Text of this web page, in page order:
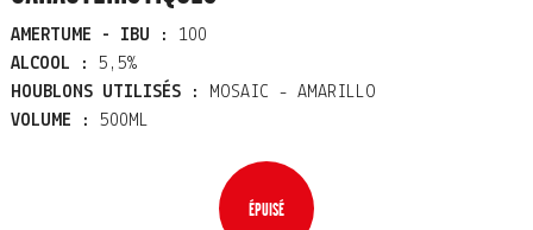
AMERTUME - IBU :
100
ALCOOL :
5,5%
HOUBLONS UTILISÉS :
MOSAIC - AMARILLO
VOLUME :
500ML
ÉPUISÉ